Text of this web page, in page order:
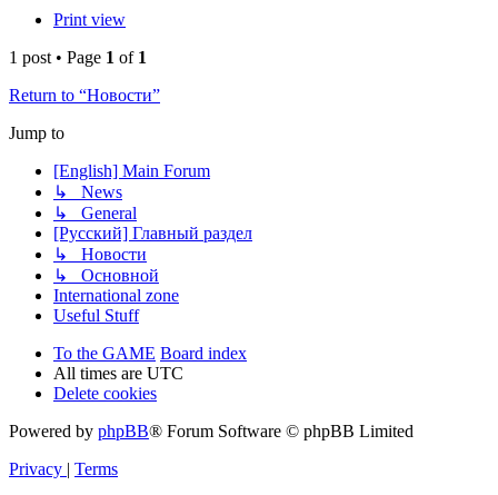
Print view
1 post • Page 1 of 1
Return to “Новости”
Jump to
[English] Main Forum
↳ News
↳ General
[Русский] Главный раздел
↳ Новости
↳ Основной
International zone
Useful Stuff
To the GAME Board index
All times are UTC
Delete cookies
Powered by phpBB® Forum Software © phpBB Limited
Privacy | Terms